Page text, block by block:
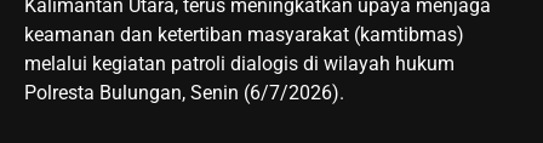
Kalimantan Utara, terus meningkatkan upaya menjaga
keamanan dan ketertiban masyarakat (kamtibmas)
melalui kegiatan patroli dialogis di wilayah hukum
Polresta Bulungan, Senin (6/7/2026).